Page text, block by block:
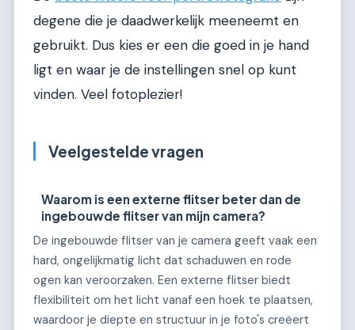
degene die je daadwerkelijk meeneemt en
gebruikt. Dus kies er een die goed in je hand
ligt en waar je de instellingen snel op kunt
vinden. Veel fotoplezier!
Veelgestelde vragen
Waarom is een externe flitser beter dan de
ingebouwde flitser van mijn camera?
De ingebouwde flitser van je camera geeft vaak een
hard, ongelijkmatig licht dat schaduwen en rode
ogen kan veroorzaken. Een externe flitser biedt
flexibiliteit om het licht vanaf een hoek te plaatsen,
waardoor je diepte en structuur in je foto's creëert